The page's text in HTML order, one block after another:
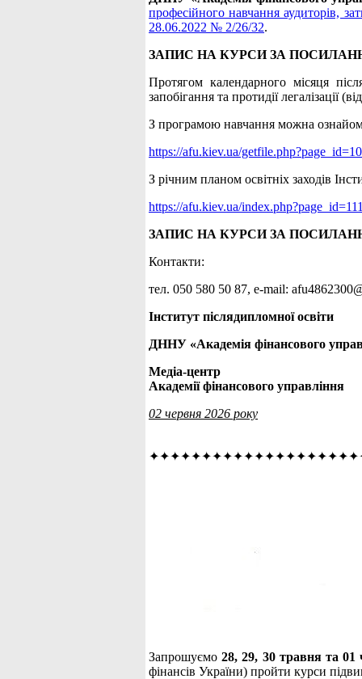
професійного навчання аудиторів,
28.06.2022 № 2/26/32.
ЗАПИС НА КУРСИ ЗА
Протягом календарного місяця
запобігання та протидії
З програмою навчання можна
https://afu.kiev.ua/
З річним планом освітніх заходів
https://afu.kiev.ua/
ЗАПИС НА КУРСИ ЗА
Контакти:
тел. 050 580 50 87, е-mail:
Інститут післядипломної освіти
ДННУ «Академія фінансового
Медіа-центр
Академії фінансового управління
02 червня 2026 року
Запрошуємо28, 29, 30 травня та
фінансів України) пройти курси